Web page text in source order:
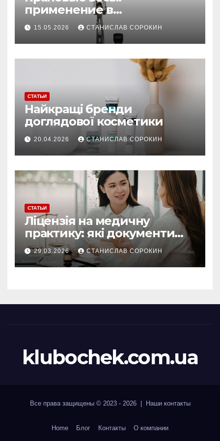
применение в
производстве и
строительстве
15.05.2026 СТАНИСЛАВ СОРОКИН
СТАТЬИ
Найкращі бренди
доглядової косметики
20.04.2026 СТАНИСЛАВ СОРОКИН
СТАТЬИ
Ліцензія на медичну
практику: які документи
потрібні у 2026 році
29.03.2026 СТАНИСЛАВ СОРОКИН
klubochek.com.ua
Все права защищены © 2023 - 2026 | Наши контакты
Home Блог Контакты О компании